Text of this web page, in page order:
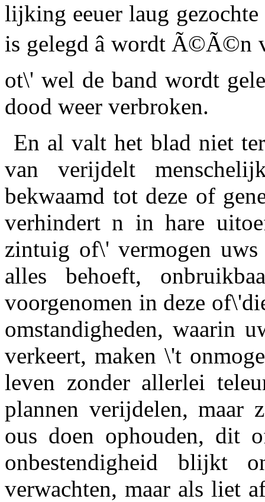
lijking eeuer laug
is gelegd â wordt Ã©Ã©n
ot\' wel de band wordt
dood weer verbroken.
En al valt het blad niet
van verijdelt
bekwaamd tot deze of
verhindert n in hare
zintuig of\' vermogen
alles behoeft,
voorgenomen in deze
omstandigheden, waarin
verkeert, maken \'t
leven zonder allerlei
plannen verijdelen, maar
ous doen ophouden, dit
onbestendigheid
verwachten, maar als liet